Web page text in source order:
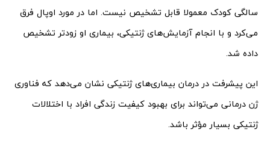
سالگی کودک معمولا قابل تشخیص نیست. اما در مورد اوپال فرق
می‌کرد و با انجام آزمایش‌های ژنتیکی، بیماری او زودتر تشخیص
داده شد.
این پیشرفت در درمان بیماری‌های ژنتیکی نشان می‌دهد که فناوری
ژن‌ درمانی می‌تواند برای بهبود کیفیت زندگی افراد با اختلالات
ژنتیکی بسیار مؤثر باشد.